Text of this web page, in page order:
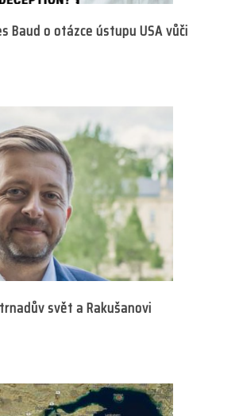
Baud o otázce ústupu USA vůči
svět a Rakušanovi